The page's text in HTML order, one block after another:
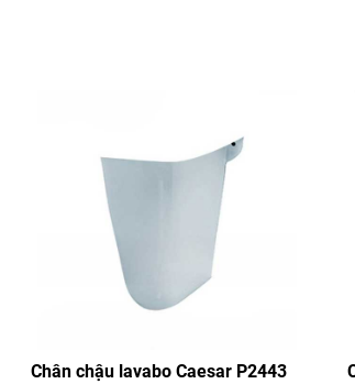
Chân chậu lavabo Caesar P2443